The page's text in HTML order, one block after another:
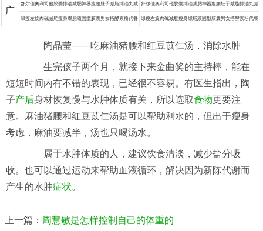
广
乐赛丸脂药 乐赛丸脂药
舒尔佳奥利司他胶囊排油减肥神器瘦腰肚子减脂排油丸减
肥药
舒尔佳奥利司他胶囊排油减肥神器瘦腰肚子减脂排油丸减
肥药
绿瘦左旋肉碱减肥瘦身燃脂顽固型胶囊男女搭酵素粉代餐 绿瘦左旋肉碱减肥瘦身燃脂顽固型胶囊男女搭酵素粉代餐
陶晶莹——吃麻油猪腰和红豆苡仁汤，消除水肿
生完孩子两个月，就接下来金曲奖的主持棒，能在
短短时间内有不错的表现，已经很不容易。有医生指出，陶
子产后身材恢复慢与水肿体质有关，所以选取食物更要注
意。麻油猪腰和红豆苡仁汤是可以帮助利水的，但出于瘦身
考虑，麻油要减半，汤也只喝汤水。
属于水肿体质的人，建议饮食清淡，减少盐分吸
收。也可以通过运动来帮助血液循环，解决因为新陈代谢而
产生的水肿症状。
上一篇： 周慧敏是怎样控制自己的体重的